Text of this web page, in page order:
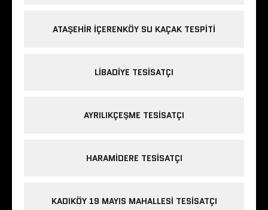
ATAŞEHIR IÇERENKÖY SU KAÇAK TESPITI
LIBADIYE TESISATÇI
AYRILIKÇEŞME TESISATÇI
HARAMIDERE TESISATÇI
KADIKÖY 19 MAYIS MAHALLESI TESISATÇI